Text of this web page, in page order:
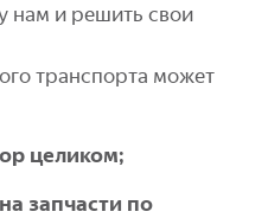
нам и решить свои
транспорта может
целиком;
запчасти по